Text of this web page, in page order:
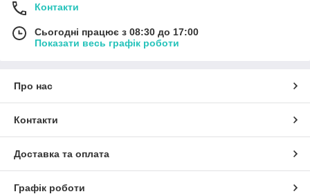
Контакти
Сьогодні працює з 08:30 до 17:00
Показати весь графік роботи
Про нас
Контакти
Доставка та оплата
Графік роботи